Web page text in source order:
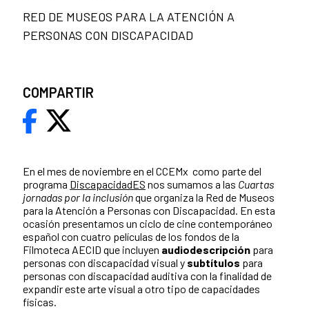
En el mes de noviembre en el CCEMx como parte del
programa DiscapacidadES nos sumamos a las Cuartas
jornadas por la inclusiónque organiza la Red de Museos
para la Atención a Personas con Discapacidad. En esta
ocasión presentamos un ciclo de cine contemporáneo
español con cuatro películas de los fondos de la
Filmoteca AECID que incluyen audiodescripción para
personas con discapacidad visual y subtítulos para
personas con discapacidad auditiva con la finalidad de
expandir este arte visual a otro tipo de capacidades
físicas.
RED DE MUSEOS PARA LA ATENCIÓN A
PERSONAS CON DISCAPACIDAD
COMPARTIR